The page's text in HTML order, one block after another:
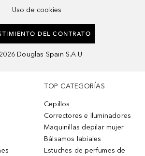
Uso de cookies
DEL CONTRATO
2026 Douglas Spain S.A.U
TOP CATEGORÍAS
Cepillos
Correctores e Iluminadores
Maquinillas depilar mujer
Bálsamos labiales
Estuches de perfumes de